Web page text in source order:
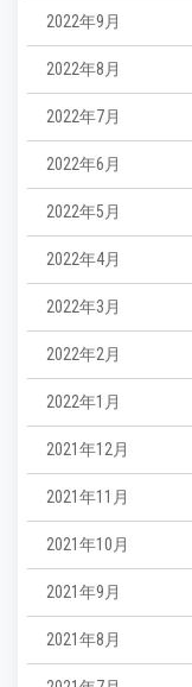
2022年9月
2022年8月
2022年7月
2022年6月
2022年5月
2022年4月
2022年3月
2022年2月
2022年1月
2021年12月
2021年11月
2021年10月
2021年9月
2021年8月